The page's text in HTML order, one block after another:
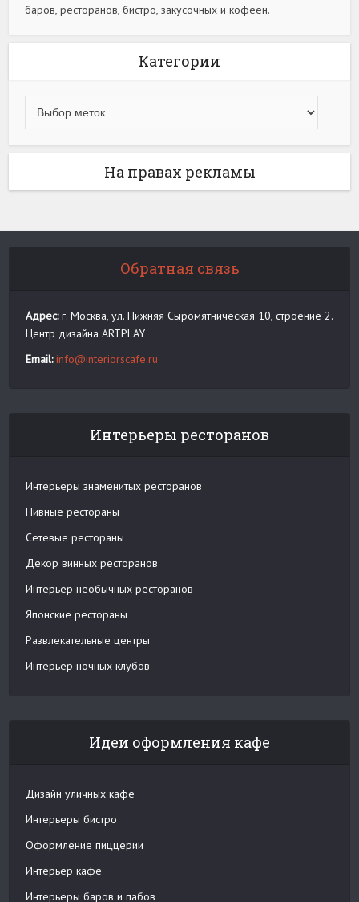
баров, ресторанов, бистро, закусочных и кофеен.
Категории
На правах рекламы
Обратная связь
Адрес:г. Москва, ул. Нижняя Сыромятническая 10, строение 2.
Центр дизайна ARTPLAY
Email: info@interiorscafe.ru
Интерьеры ресторанов
Интерьеры знаменитых ресторанов
Пивные рестораны
Сетевые рестораны
Декор винных ресторанов
Интерьер необычных ресторанов
Японские рестораны
Развлекательные центры
Интерьер ночных клубов
Идеи оформления кафе
Дизайн уличных кафе
Интерьеры бистро
Оформление пиццерии
Интерьер кафе
Интерьеры баров и пабов